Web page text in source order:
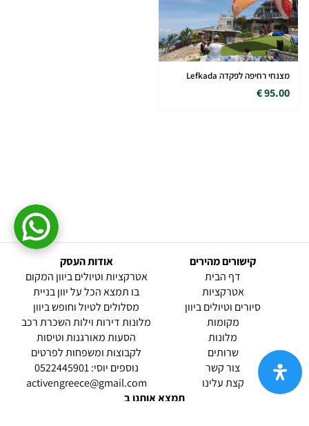
מצנחי רחיפה לפקדה Lefkada
95.00 €
קישורים מהירים
דף הבית
אטרקציות
סיורים וטיולים ביוון
מקומות
מלונות
שרותים
צור קשר
(current)
קצת עלינו
אודות העסק
אטרקציות וטיולים ביוון המקום
בו תמצא הכל על יוון בניית
מסלולים לטיול וחופש ביוון
מלונות דירות וילות השכרת רכב
הסעות מאורגנות וטיסות
לקבוצות ומשפחות לפרטים
נוספים יוסי: 0522445901
activengreece@gmail.com
תמצא אותנו ב